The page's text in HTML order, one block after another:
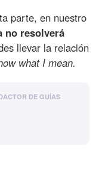
parte, en nuestro
no resolverá
llevar la relación
what I mean.
DE GUÍAS